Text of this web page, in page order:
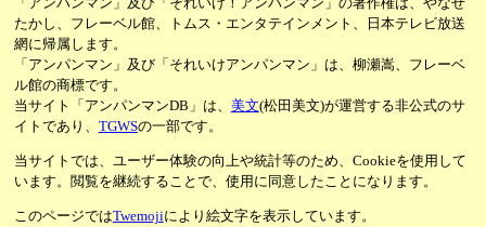
「アンパンマン」及び「それいけ！アンパンマン」の著作権は、やなせ
たかし、フレーベル館、トムス・エンタテインメント、日本テレビ放送
網に帰属します。
「アンパンマン」及び「それいけアンパンマン」は、柳瀬嵩、フレーベ
ル館の商標です。
当サイト「アンパンマンDB」は、 美文(松田美文)が運営する非公式のサ
イトであり、 TGWSの一部です。
当サイトでは、ユーザー体験の向上や統計等のため、Cookieを使用して
います。閲覧を継続することで、使用に同意したことになります。
このページではTwemojiにより絵文字を表示しています。